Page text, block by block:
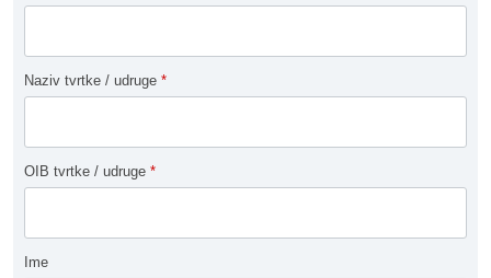
Naziv tvrtke / udruge *
OIB tvrtke / udruge *
Ime